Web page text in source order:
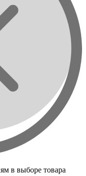
в выборе товара